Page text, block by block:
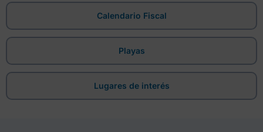
Calendario Fiscal
Playas
Lugares de interés